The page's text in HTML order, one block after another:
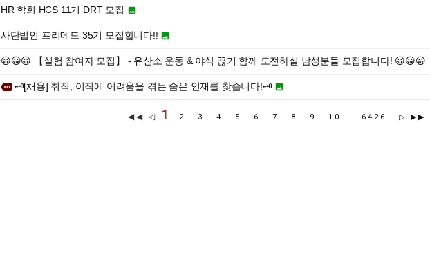
HR 학회 HCS 11기 DRT 모집 
사단법인 프리메드 35기 모집합니다!! 
😀😀😀 【실험 참여자 모집】 - 유산소 운동 & 야식 끊기 함께 도전하실 남성분들 모집합니다! 😀😀😀
more 🗝️[채용] 취직, 이직에 어려움을 겪는 숨은 인재를 찾습니다!🗝️ 
◀◀ ◁ 1 2 3 4 5 6 7 8 9 10 .. 6426 ▷ ▶▶